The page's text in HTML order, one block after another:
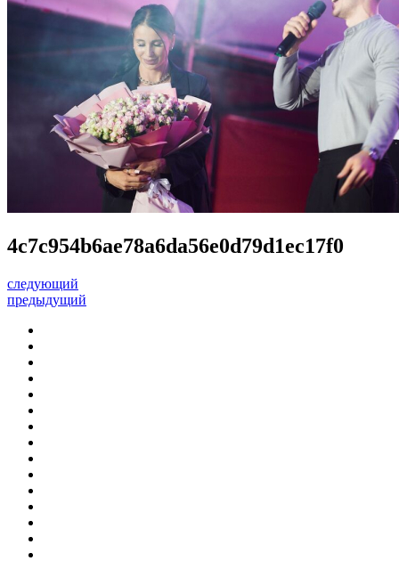
4c7c954b6ae78a6da56e0d79d1ec17f0
следующий
предыдущий